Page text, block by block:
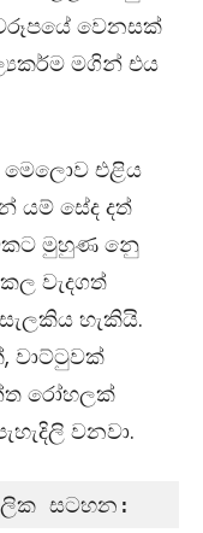
වෙනසක්
මගින් එය
මෙලොව එළිය
යම් සේද දත්
මුහුණ නෙු
වැදගත්
හැකියි.
, වාට්ටුවක්
රෝහලක්
වනවා.
සටහන: